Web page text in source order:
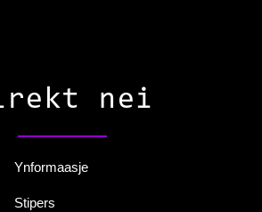
nei
Ynformaasje
Stipers